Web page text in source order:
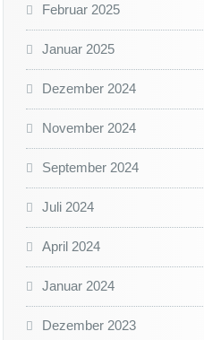
Februar 2025
Januar 2025
Dezember 2024
November 2024
September 2024
Juli 2024
April 2024
Januar 2024
Dezember 2023